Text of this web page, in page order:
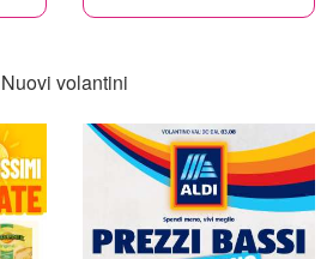
Nuovi volantini